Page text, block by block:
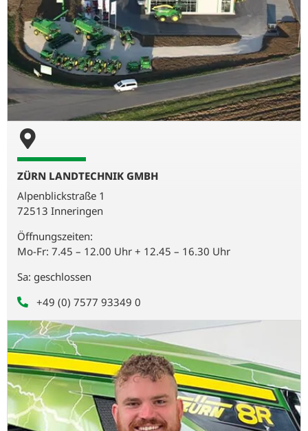
ZÜRN LANDTECHNIK GMBH
Alpenblickstraße 1
72513 Inneringen
Öffnungszeiten:
Mo-Fr: 7.45 – 12.00 Uhr + 12.45 – 16.30 Uhr
Sa: geschlossen
+49 (0) 7577 93349 0